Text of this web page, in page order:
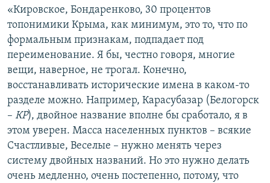
«Кировское, Бондаренково, 30 процентов
топонимики Крыма, как минимум, это то, что по
формальным признакам, подпадает под
переименование. Я бы, честно говоря, многие
вещи, наверное, не трогал. Конечно,
восстанавливать исторические имена в каком-то
разделе можно. Например, Карасубазар (Белогорск
– КР), двойное название вполне бы сработало, я в
этом уверен. Масса населенных пунктов – всякие
Счастливые, Веселые – нужно менять через
систему двойных названий. Но это нужно делать
очень медленно, очень постепенно, потому, что